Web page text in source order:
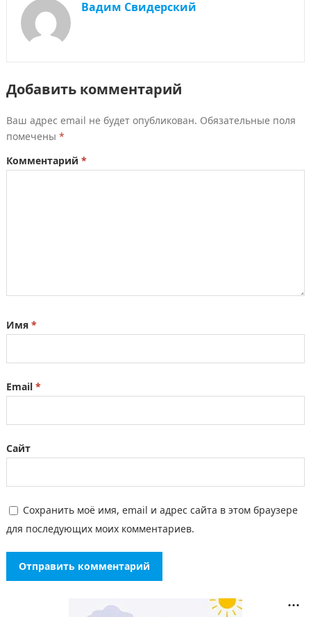
Вадим Свидерский
Добавить комментарий
Ваш адрес email не будет опубликован. Обязательные поля
помечены *
Комментарий *
Имя *
Email *
Сайт
Сохранить моё имя, email и адрес сайта в этом браузере
для последующих моих комментариев.